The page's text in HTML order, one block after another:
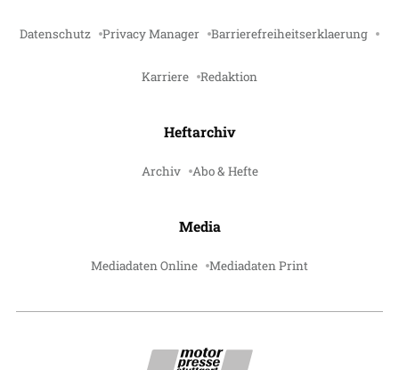
Datenschutz Privacy Manager Barrierefreiheitserklaerung
Karriere Redaktion
Heftarchiv
Archiv Abo & Hefte
Media
Mediadaten Online Mediadaten Print